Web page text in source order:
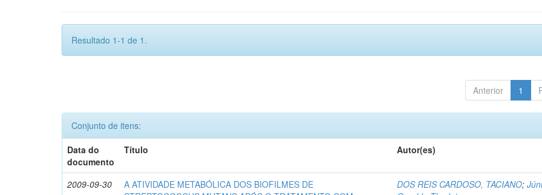
Resultado 1-1 de 1.
Anterior 1
Conjunto de itens:
Data do
documento
Título Autor(es)
2009-09-30
A ATIVIDADE METABÓLICA DOS BIOFILMES DE
DOS REIS CARDOSO, TACIANO;